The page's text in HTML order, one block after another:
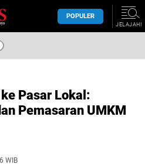
POPULER
JELAJAHI
Pasar Lokal:
Pemasaran UMKM
WIB